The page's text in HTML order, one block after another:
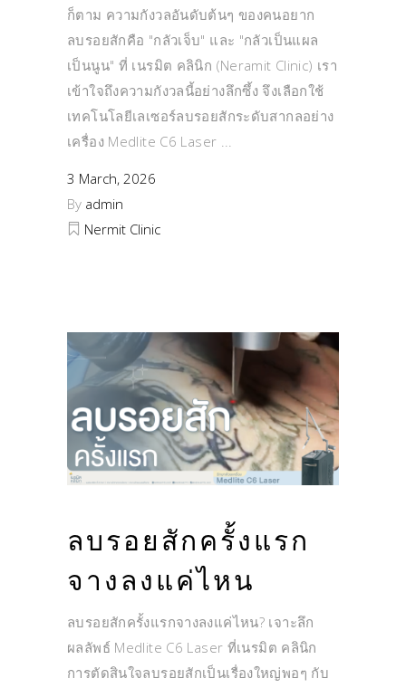
ก็ตาม ความกังวลอันดับต้นๆ ของคนอยาก
ลบรอยสักคือ "กลัวเจ็บ" และ "กลัวเป็นแผล
เป็นนูน" ที่ เนรมิต คลินิก (Neramit Clinic) เรา
เข้าใจถึงความกังวลนี้อย่างลึกซึ้ง จึงเลือกใช้
เทคโนโลยีเลเซอร์ลบรอยสักระดับสากลอย่าง
เครื่อง Medlite C6 Laser
3 March, 2026
By admin
Nermit Clinic
ลบรอยสักครั้งแรก
จางลงแค่ไหน
ลบรอยสักครั้งแรกจางลงแค่ไหน? เจาะลึก
ผลลัพธ์ Medlite C6 Laser ที่เนรมิต คลินิก
การตัดสินใจลบรอยสักเป็นเรื่องใหญ่พอๆ กับ